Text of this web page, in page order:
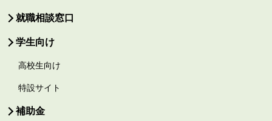
就職相談窓口
学生向け
高校生向け
特設サイト
補助金